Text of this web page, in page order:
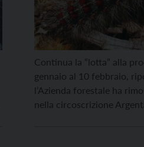
Continua la “lotta” alla
gennaio al 10 febbraio,
l’Azienda forestale ha
nella circoscrizione